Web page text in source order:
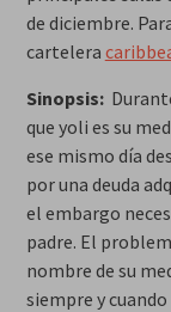
de diciembre.
cartelera
Sinopsis:
que yoli es su
ese mismo día
por una deuda
el embargo
padre. El
nombre de su
siempre y